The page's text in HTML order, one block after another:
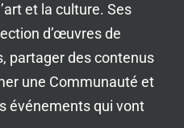
et la culture. Ses
d’œuvres de
partager des contenus
une Communauté et
événements qui vont